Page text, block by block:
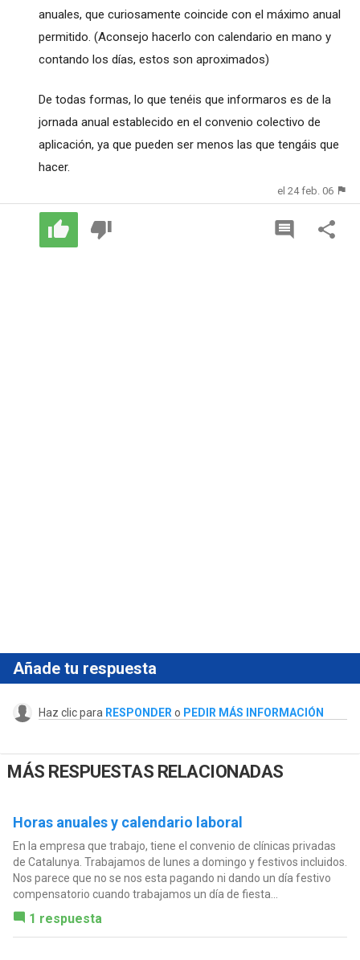
anuales, que curiosamente coincide con el máximo anual
permitido. (Aconsejo hacerlo con calendario en mano y
contando los días, estos son aproximados)
De todas formas, lo que tenéis que informaros es de la
jornada anual establecido en el convenio colectivo de
aplicación, ya que pueden ser menos las que tengáis que
hacer.
el 24 feb. 06
Añade tu respuesta
Haz clic para RESPONDER o PEDIR MÁS INFORMACIÓN
MÁS RESPUESTAS RELACIONADAS
Horas anuales y calendario laboral
En la empresa que trabajo, tiene el convenio de clínicas privadas
de Catalunya. Trabajamos de lunes a domingo y festivos incluidos.
Nos parece que no se nos esta pagando ni dando un día festivo
compensatorio cuando trabajamos un día de fiesta...
1 respuesta